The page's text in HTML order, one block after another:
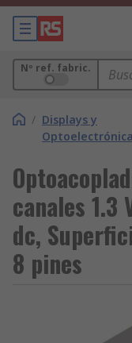
Nº ref. fabric.
/ Displays y
Optoelectrónica
canales 1.3
dc,
8 pines